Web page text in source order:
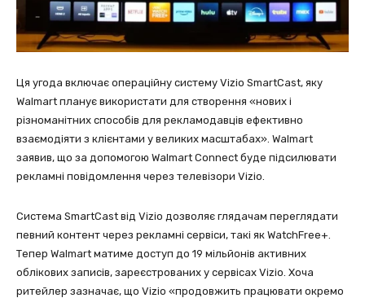
Ця угода включає операційну систему Vizio SmartCast, яку
Walmart планує використати для створення «нових і
різноманітних способів для рекламодавців ефективно
взаємодіяти з клієнтами у великих масштабах». Walmart
заявив, що за допомогою Walmart Connect буде підсилювати
рекламні повідомлення через телевізори Vizio.
Система SmartCast від Vizio дозволяє глядачам переглядати
певний контент через рекламні сервіси, такі як WatchFree+.
Тепер Walmart матиме доступ до 19 мільйонів активних
облікових записів, зареєстрованих у сервісах Vizio. Хоча
ритейлер зазначає, що Vizio «продовжить працювати окремо